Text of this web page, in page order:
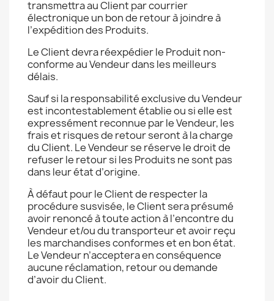
transmettra au Client par courrier
électronique un bon de retour à joindre à
l’expédition des Produits.
Le Client devra réexpédier le Produit non-
conforme au Vendeur dans les meilleurs
délais.
Sauf si la responsabilité exclusive du Vendeur
est incontestablement établie ou si elle est
expressément reconnue par le Vendeur, les
frais et risques de retour seront à la charge
du Client. Le Vendeur se réserve le droit de
refuser le retour si les Produits ne sont pas
dans leur état d’origine.
À défaut pour le Client de respecter la
procédure susvisée, le Client sera présumé
avoir renoncé à toute action à l’encontre du
Vendeur et/ou du transporteur et avoir reçu
les marchandises conformes et en bon état.
Le Vendeur n’acceptera en conséquence
aucune réclamation, retour ou demande
d’avoir du Client.